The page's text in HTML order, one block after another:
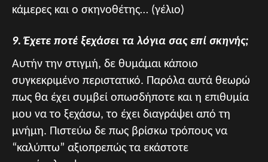
κάμερες και ο σκηνοθέτης… (γέλιο)
9. Έχετε ποτέ ξεχάσει τα λόγια σας επί σκηνής;
Αυτήν την στιγμή, δε θυμάμαι κάποιο
συγκεκριμένο περιστατικό. Παρόλα αυτά θεωρώ
πως θα έχει συμβεί οπωσδήποτε και η επιθυμία
μου να το ξεχάσω, το έχει διαγράψει από τη
μνήμη. Πιστεύω δε πως βρίσκω τρόπους να
“καλύπτω” αξιοπρεπώς τα εκάστοτε